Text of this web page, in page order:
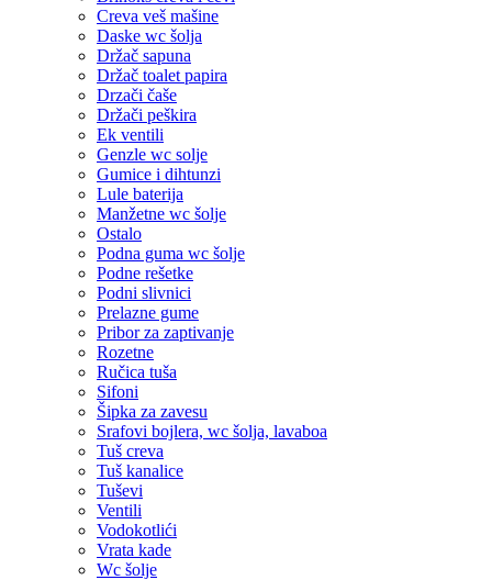
Creva veš mašine
Daske wc šolja
Držač sapuna
Držač toalet papira
Drzači čaše
Držači peškira
Ek ventili
Genzle wc solje
Gumice i dihtunzi
Lule baterija
Manžetne wc šolje
Ostalo
Podna guma wc šolje
Podne rešetke
Podni slivnici
Prelazne gume
Pribor za zaptivanje
Rozetne
Ručica tuša
Sifoni
Šipka za zavesu
Srafovi bojlera, wc šolja, lavaboa
Tuš creva
Tuš kanalice
Tuševi
Ventili
Vodokotlići
Vrata kade
Wc šolje